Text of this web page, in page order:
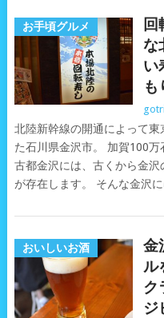
お手頃グルメ
回
な
い
も
北陸新幹線の開通によって
た石川県金沢市。 加賀100
古都金沢には、古くから金
が存在します。 そんな金沢
おいしいお酒
金
ル
ク
ジ